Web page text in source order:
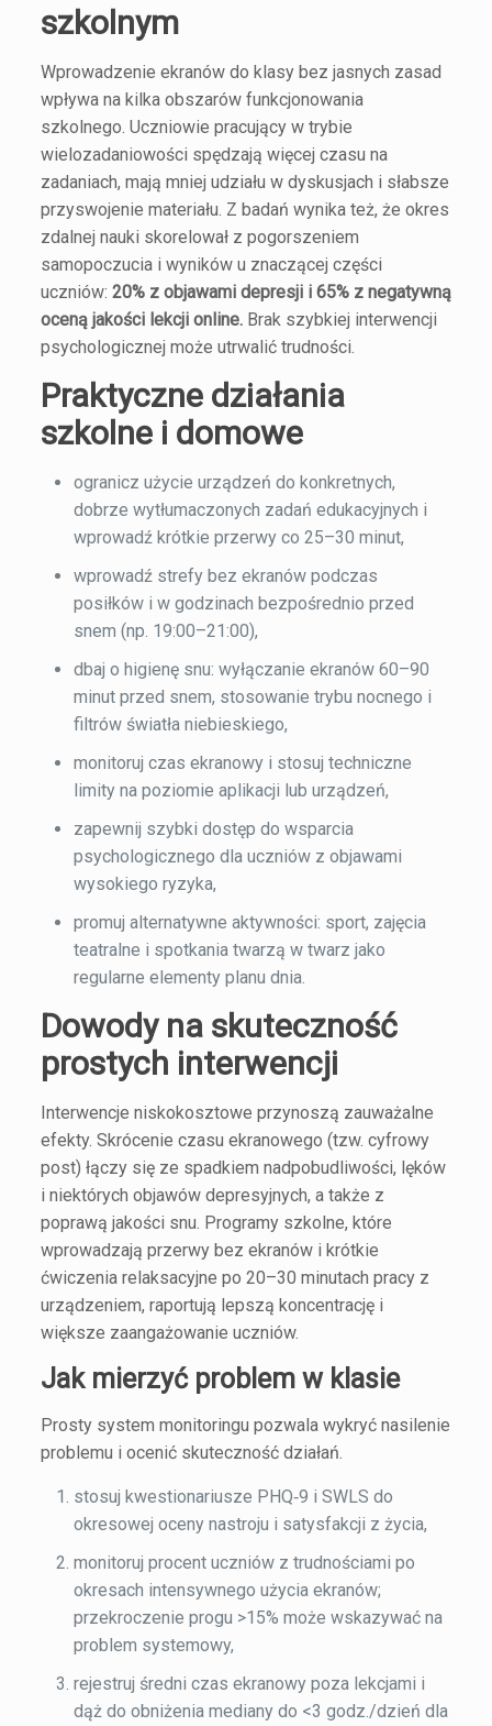
szkolnym
Wprowadzenie ekranów do klasy bez jasnych zasad
wpływa na kilka obszarów funkcjonowania
szkolnego. Uczniowie pracujący w trybie
wielozadaniowości spędzają więcej czasu na
zadaniach, mają mniej udziału w dyskusjach i słabsze
przyswojenie materiału. Z badań wynika też, że okres
zdalnej nauki skorelował z pogorszeniem
samopoczucia i wyników u znaczącej części
uczniów: 20% z objawami depresji i 65% z negatywną
oceną jakości lekcji online.Brak szybkiej interwencji
psychologicznej może utrwalić trudności.
Praktyczne działania
szkolne i domowe
ogranicz użycie urządzeń do konkretnych,
dobrze wytłumaczonych zadań edukacyjnych i
wprowadź krótkie przerwy co 25–30 minut,
wprowadź strefy bez ekranów podczas
posiłków i w godzinach bezpośrednio przed
snem (np. 19:00–21:00),
dbaj o higienę snu: wyłączanie ekranów 60–90
minut przed snem, stosowanie trybu nocnego i
filtrów światła niebieskiego,
monitoruj czas ekranowy i stosuj techniczne
limity na poziomie aplikacji lub urządzeń,
zapewnij szybki dostęp do wsparcia
psychologicznego dla uczniów z objawami
wysokiego ryzyka,
promuj alternatywne aktywności: sport, zajęcia
teatralne i spotkania twarzą w twarz jako
regularne elementy planu dnia.
Dowody na skuteczność
prostych interwencji
Interwencje niskokosztowe przynoszą zauważalne
efekty. Skrócenie czasu ekranowego (tzw. cyfrowy
post) łączy się ze spadkiem nadpobudliwości, lęków
i niektórych objawów depresyjnych, a także z
poprawą jakości snu. Programy szkolne, które
wprowadzają przerwy bez ekranów i krótkie
ćwiczenia relaksacyjne po 20–30 minutach pracy z
urządzeniem, raportują lepszą koncentrację i
większe zaangażowanie uczniów.
Jak mierzyć problem w klasie
Prosty system monitoringu pozwala wykryć nasilenie
problemu i ocenić skuteczność działań.
stosuj kwestionariusze PHQ‑9 i SWLS do
okresowej oceny nastroju i satysfakcji z życia,
monitoruj procent uczniów z trudnościami po
okresach intensywnego użycia ekranów;
przekroczenie progu >15% może wskazywać na
problem systemowy,
rejestruj średni czas ekranowy poza lekcjami i
dąż do obniżenia mediany do <3 godz./dzień dla